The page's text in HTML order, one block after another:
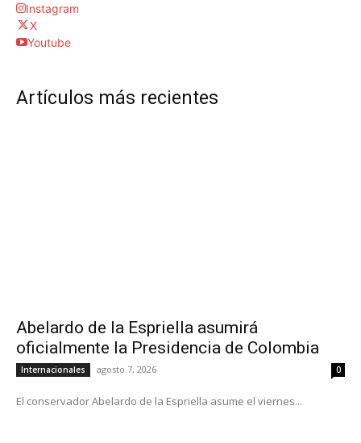
Instagram
X
Youtube
Artículos más recientes
Abelardo de la Espriella asumirá
oficialmente la Presidencia de Colombia
Internacionales agosto 7, 2026 0
El conservador Abelardo de la Espriella asume el viernes...